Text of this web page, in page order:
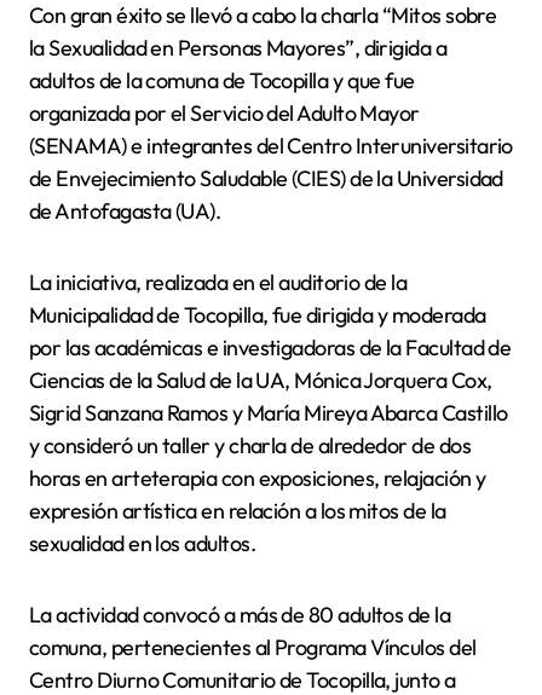
Con gran éxito se llevó a cabo la charla “Mitos sobre
la Sexualidad en Personas Mayores”, dirigida a
adultos de la comuna de Tocopilla y que fue
organizada por el Servicio del Adulto Mayor
(SENAMA) e integrantes del Centro Interuniversitario
de Envejecimiento Saludable (CIES) de la Universidad
de Antofagasta (UA).
La iniciativa, realizada en el auditorio de la
Municipalidad de Tocopilla, fue dirigida y moderada
por las académicas e investigadoras de la Facultad de
Ciencias de la Salud de la UA, Mónica Jorquera Cox,
Sigrid Sanzana Ramos y María Mireya Abarca Castillo
y consideró un taller y charla de alrededor de dos
horas en arteterapia con exposiciones, relajación y
expresión artística en relación a los mitos de la
sexualidad en los adultos.
La actividad convocó a más de 80 adultos de la
comuna, pertenecientes al Programa Vínculos del
Centro Diurno Comunitario de Tocopilla, junto a